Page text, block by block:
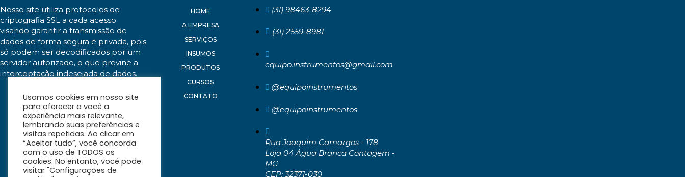
Nosso site utiliza protocolos de
criptografia SSL a cada acesso
visando garantir a transmissão de
dados de forma segura e privada, pois
só podem ser decodificados por um
servidor autorizado, o que previne a
interceptação indesejada de dados.
HOME
A EMPRESA
SERVIÇOS
INSUMOS
PRODUTOS
CURSOS
CONTATO
(31) 98463-8294
(31) 2559-8981
equipo.instrumentos@gmail.com
@equipoinstrumentos
@equipoinstrumentos
Rua Joaquim Camargos - 178
Loja 04 Água Branca Contagem -
MG
CEP: 32371-030
Usamos cookies em nosso site
para oferecer a você a
experiência mais relevante,
lembrando suas preferências e
visitas repetidas. Ao clicar em
“Aceitar tudo”, você concorda
com o uso de TODOS os
cookies. No entanto, você pode
visitar "Configurações de